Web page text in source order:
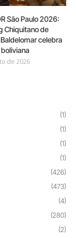
São Paulo 2026:
Chiquitano de
celebra
de 2026
(1)
(1)
(1)
(1)
(426)
(473)
(4)
(280)
(2)